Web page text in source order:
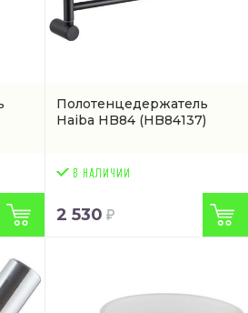
Полотенцедержатель
Haiba HB84 (HB84137)
2 530